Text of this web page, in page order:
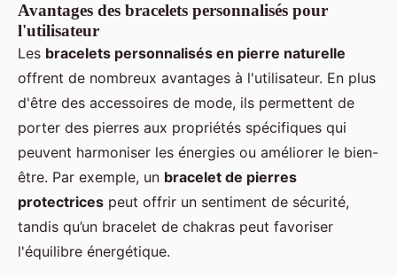
Avantages des bracelets personnalisés pour
l'utilisateur
Les bracelets personnalisés en pierre naturelle
offrent de nombreux avantages à l'utilisateur. En plus
d'être des accessoires de mode, ils permettent de
porter des pierres aux propriétés spécifiques qui
peuvent harmoniser les énergies ou améliorer le bien-
être. Par exemple, un bracelet de pierres
protectrices peut offrir un sentiment de sécurité,
tandis qu’un bracelet de chakras peut favoriser
l'équilibre énergétique.